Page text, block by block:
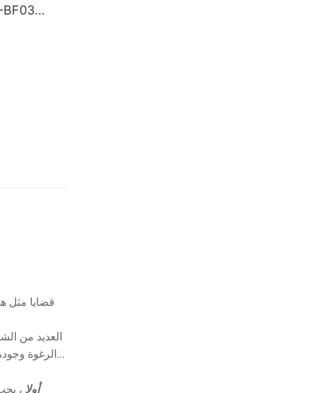
قضايا مثل
العديد من
الرغوة
أولا ،